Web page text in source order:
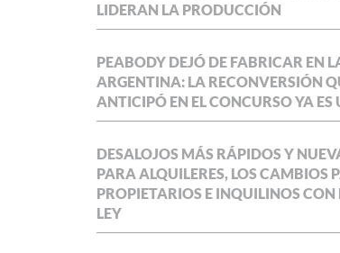
LIDERAN LA PRODUCCIÓN
PEABODY DEJÓ DE FABRICAR EN
ARGENTINA: LA RECONVERSIÓN
ANTICIPÓ EN EL CONCURSO YA ES
DESALOJOS MÁS RÁPIDOS Y
PARA ALQUILERES, LOS CAMBIOS
PROPIETARIOS E INQUILINOS CON
LEY